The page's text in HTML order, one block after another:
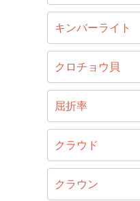
キンバーライト
クロチョウ貝
屈折率
クラウド
クラウン